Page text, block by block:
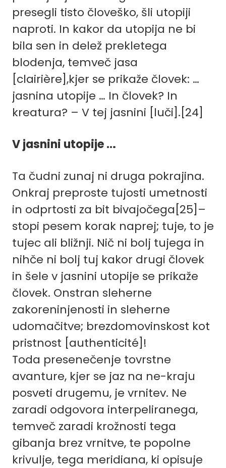
presegli tisto človeško, šli utopiji
naproti. In kakor da utopija ne bi
bila sen in delež prekletega
blodenja, temveč jasa
[clairière],kjer se prikaže človek: …
jasnina utopije … In človek? In
kreatura? – V tej jasnini [luči].[24]
V jasnini utopije …
Ta čudni zunaj ni druga pokrajina.
Onkraj preproste tujosti umetnosti
in odprtosti za bit bivajočega[25]–
stopi pesem korak naprej; tuje, to je
tujec ali bližnji. Nič ni bolj tujega in
nihče ni bolj tuj kakor drugi človek
in šele v jasnini utopije se prikaže
človek. Onstran sleherne
zakoreninjenosti in sleherne
udomačitve; brezdomovinskost kot
pristnost [authenticité]!
Toda presenečenje tovrstne
avanture, kjer se jaz na ne-kraju
posveti drugemu, je vrnitev. Ne
zaradi odgovora interpeliranega,
temveč zaradi krožnosti tega
gibanja brez vrnitve, te popolne
krivulje, tega meridiana, ki opisuje